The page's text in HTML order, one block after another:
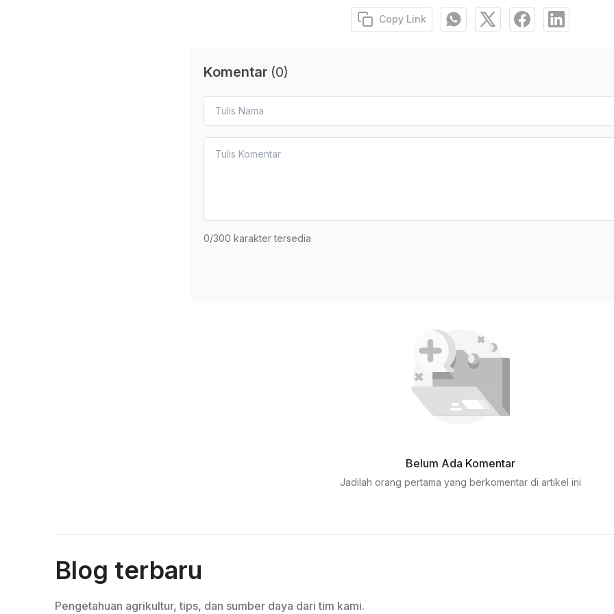
Copy Link
Komentar (0)
0/300 karakter tersedia
Belum Ada Komentar
Jadilah orang pertama yang berkomentar di artikel ini
Blog terbaru
Pengetahuan agrikultur, tips, dan sumber daya dari tim kami.